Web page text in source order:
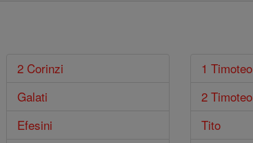
2 Corinzi
Galati
Efesini
1 Timoteo
2 Timoteo
Tito